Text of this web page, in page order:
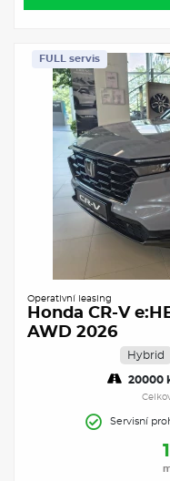
FULL servis
Operativní leasing
Honda CR-V
AWD 2026
Hybrid
20000
Servisní